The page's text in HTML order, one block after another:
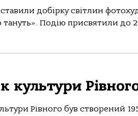
добірку світлин
Подію присвятили до
культури
Рівного був створений